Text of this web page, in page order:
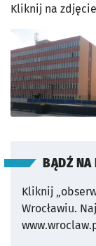
Kliknij na
BĄDŹ
Kliknij
Wrocławiu.